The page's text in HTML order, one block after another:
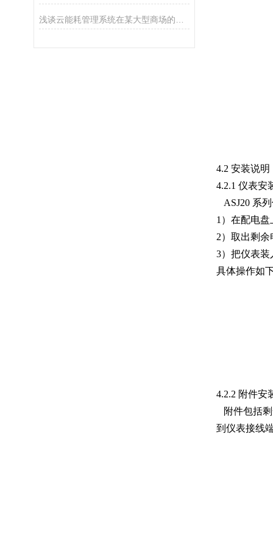
4.2 安装说明
4.2.1 仪表安
ASJ20 系
1 ）在配电
2）取出剩
3）把仪表
具体操作如
4.2.2 附件安
附件包括
到仪表接线